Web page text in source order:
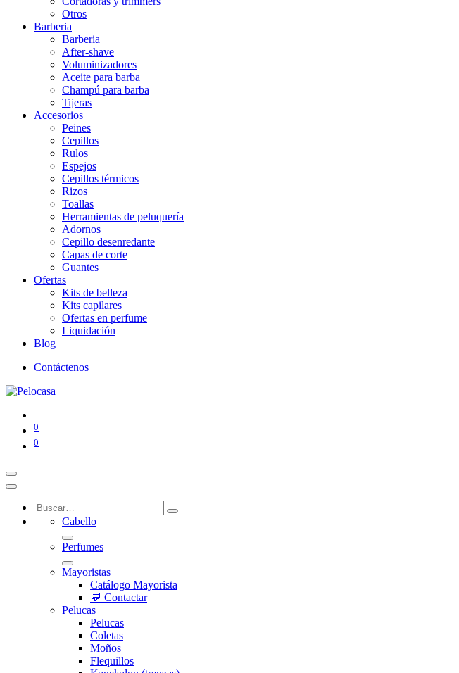
Otros
Barberia
Barberia
After-shave
Voluminizadores
Aceite para barba
Champú para barba
Tijeras
Accesorios
Peines
Cepillos
Rulos
Espejos
Cepillos térmicos
Rizos
Toallas
Herramientas de peluquería
Adornos
Cepillo desenredante
Capas de corte
Guantes
Ofertas
Kits de belleza
Kits capilares
Ofertas en perfume
Liquidación
Blog
Contáctenos
0
0
Cabello
Perfumes
Mayoristas
Catálogo Mayorista
💬 Contactar
Pelucas
Pelucas
Coletas
Moños
Flequillos